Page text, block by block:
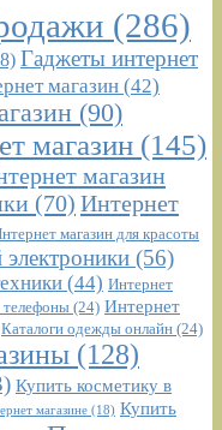
(286)
Гаджеты интернет
магазин (42)
(90)
магазин (145)
магазин
(70) Интернет
магазин для красоты
электроники (56)
(44) Интернет
телефоны (24) Интернет
Каталоги одежды онлайн (24)
(128)
Купить косметику в
магазине (18) Купить